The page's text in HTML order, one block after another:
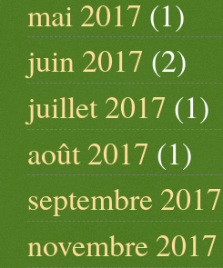
mai 2017 (1)
juin 2017 (2)
juillet 2017 (1)
août 2017 (1)
septembre 2017
novembre 2017